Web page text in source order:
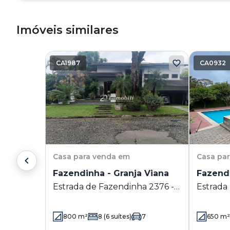
Imóveis similares
CA1987
Casa para venda em
Fazendinha - Granja Viana
Estrada de Fazendinha 2376 -
800 m² 8 (6 suítes) 7
CA0932
Casa
650 m²